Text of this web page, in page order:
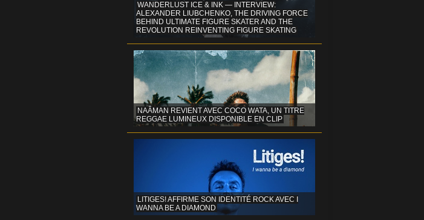
WANDERLUST ICE & INK — INTERVIEW:
ALEXANDER LIUBCHENKO, THE DRIVING FORCE
BEHIND ULTIMATE FIGURE SKATER AND THE
REVOLUTION REINVENTING FIGURE SKATING
NAÂMAN REVIENT AVEC COCO WATA, UN TITRE
REGGAE LUMINEUX DISPONIBLE EN CLIP
LITIGES! AFFIRME SON IDENTITÉ ROCK AVEC I
WANNA BE A DIAMOND